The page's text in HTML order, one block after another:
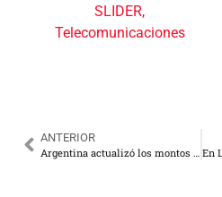
SLIDER,
Telecomunicaciones
ANTERIOR
Argentina actualizó los montos del Certificado de Crédito Fiscal para la generación distribuida